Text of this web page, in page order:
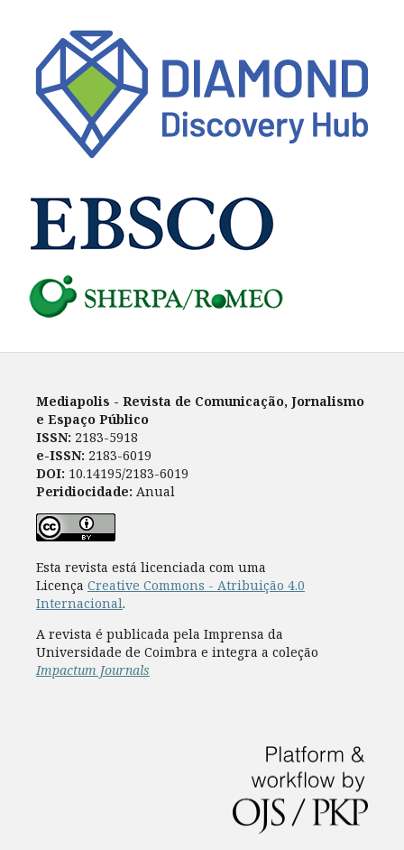
Mediapolis - Revista de Comunicação, Jornalismo
e Espaço Público
ISSN: 2183-5918
e-ISSN: 2183-6019
DOI: 10.14195/2183-6019
Peridiocidade: Anual
Esta revista está licenciada com uma
Licença Creative Commons - Atribuição 4.0
Internacional.
A revista é publicada pela Imprensa da
Universidade de Coimbra e integra a coleção
Impactum Journals